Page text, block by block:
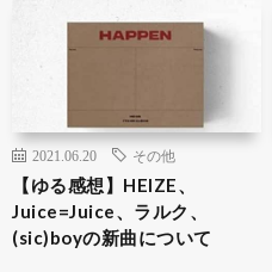
2021.06.20 その他
【ゆる感想】HEIZE、
Juice=Juice、ラルク、
(sic)boyの新曲について